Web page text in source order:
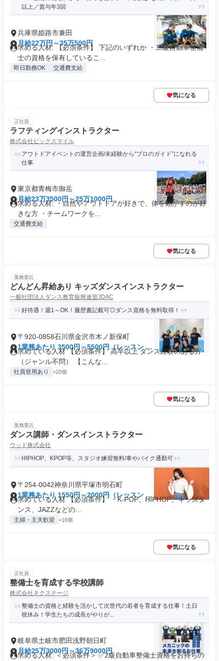
以上／賞与年3回
兵庫県姫路市兼田
月給22万円～35万500円
求める人材: 【必須条件】 下記のいずれか ・二級自動車整備
士の資格を保有しているこ...
即日勤務OK 交通費支給
気になる
正社員
ラフティングインストラクター
株式会社ビックスマイル
アウトドアイベントの運営企画/未経験から“プロのガイド”になれる
仕事
東京都青梅市御岳
月給23万3500円～25万1000円
求める人材: ・自然やアウトドアが好きで、体を動かすのが好
きな方 ・チームワークを...
交通費支給
気になる
業務委託
どんどん昇給あり キッズダンスインストラクター
一般社団法人ダンス教育振興連盟JDAC
好待遇！週1～OK！履歴書記載可◎ダンス資格を無料取得！
〒920-0858石川県金沢市木ノ新保町
1業務あたり 3500円～5500円（レッスン 60
分）
求めている人材 【必須条件】 高卒以上 ダンス経験のある方
（ジャンル不問） 【こんな...
社員登用あり +20個
気になる
業務委託
ダンス講師・ダンスインストラクター
ウッド株式会社
HIPHOP、KPOP等、スタジオ練習無料/車やバイク通勤可
〒254-0042神奈川県平塚市明石町
1業務あたり 1550円～2000円（レッスン 60
分）
求めている人材 【必須条件】 ・K-POP、HIPHOP、キッズダ
ンス、JAZZなどの...
主婦・主夫歓迎 +16個
気になる
正社員
整備士を育成する学校講師
株式会社ネクステージ
整備士の資格と経験を活かして次世代の若者を育成する仕事！土日
祝休み！学生たちの成長がやりが...
岐阜県土岐市肥田浅野朝日町
月給25万3000円～36万9000円
求める人材: ＜必須条件＞ ✅2級自動車整備士資格をお持ちの